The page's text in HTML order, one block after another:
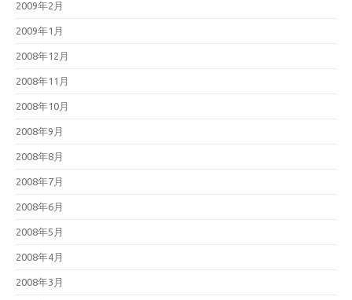
2009年2月
2009年1月
2008年12月
2008年11月
2008年10月
2008年9月
2008年8月
2008年7月
2008年6月
2008年5月
2008年4月
2008年3月